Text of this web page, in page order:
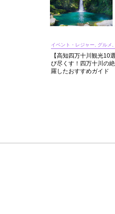
イベント・レジャー, グルメ,
【高知四万十川観光10
び尽くす！四万十川の
羅したおすすめガイド